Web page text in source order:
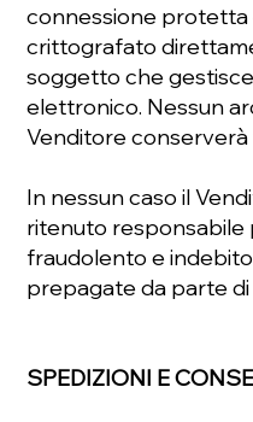
connessione
crittografato
soggetto che
elettronico. Nessun
Venditore conserverà
In nessun caso il
ritenuto responsabile
fraudolento e
prepagate da parte di
SPEDIZIONI E